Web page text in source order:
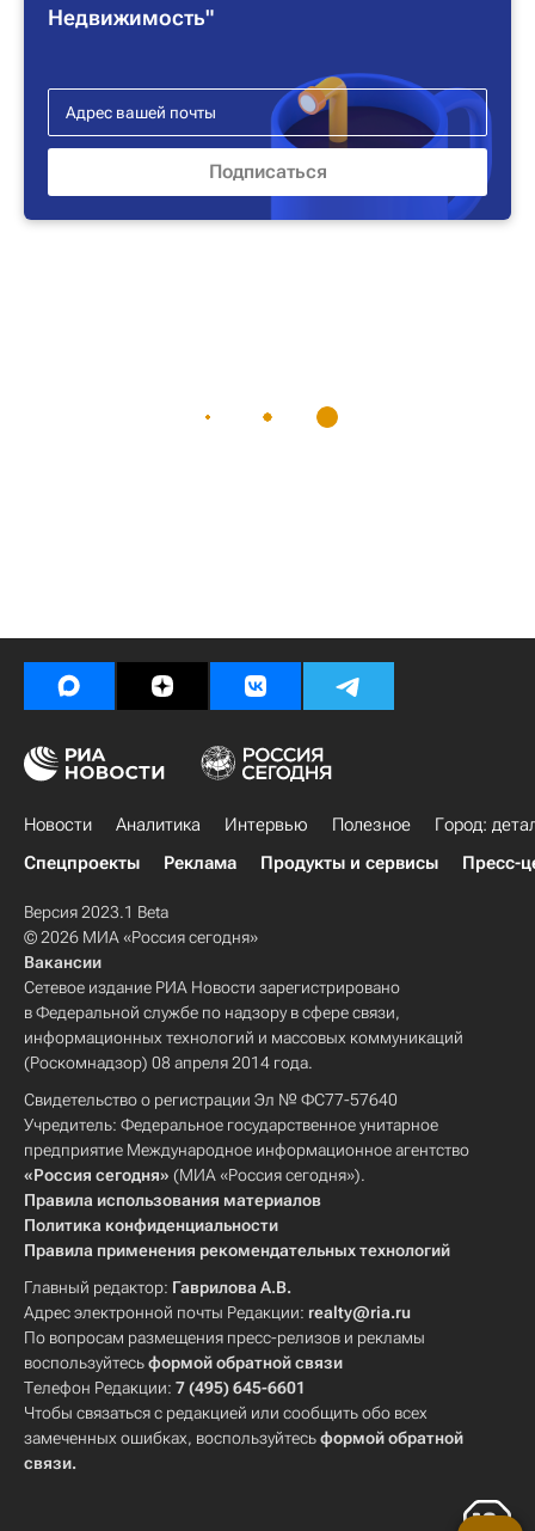
Недвижимость"
Новости Аналитика Интервью Полезное
Город:
Спецпроекты
Реклама Продукты и сервисы Пресс-
Версия 2023.1 Beta
© 2026 МИА «Россия сегодня»
Вакансии
Сетевое издание РИА Новости зарегистрировано
в Федеральной службе по надзору в сфере связи,
информационных технологий и массовых коммуникаций
(Роскомнадзор) 08 апреля 2014 года.
Свидетельство о регистрации Эл № ФС77-57640
Учредитель: Федеральное государственное унитарное
предприятие Международное информационное агентство
«Россия сегодня» (МИА «Россия сегодня»).
Правила использования материалов
Политика конфиденциальности
Правила применения рекомендательных технологий
Главный редактор: Гаврилова А.В.
Адрес электронной почты Редакции: realty@ria.ru
По вопросам размещения пресс-релизов и рекламы
воспользуйтесьформой обратной связи
Телефон Редакции: 7 (495) 645-6601
Чтобы связаться с редакцией или сообщить обо всех
замеченных ошибках, воспользуйтесьформой обратной
связи.